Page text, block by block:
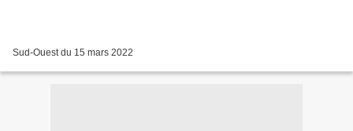
Sud-Ouest du 15 mars 2022